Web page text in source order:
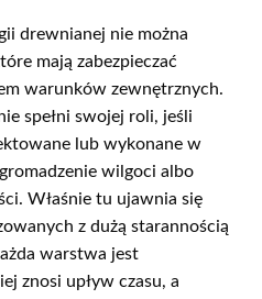
drewnianej nie można
mają zabezpieczać
warunków zewnętrznych.
spełni swojej roli, jeśli
lub wykonane w
wilgoci albo
Właśnie tu ujawnia się
z dużą starannością
warstwa jest
znosi upływ czasu, a